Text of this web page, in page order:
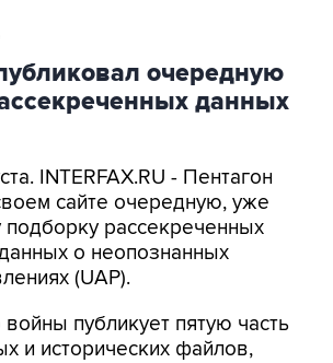
очередную
данных
INTERFAX.RU - Пентагон
сайте очередную, уже
подборку рассекреченных
о неопознанных
(UAP).
публикует пятую часть
и исторических файлов,